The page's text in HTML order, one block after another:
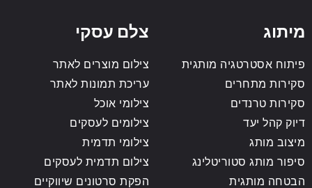
מיתוג
פיתוח אסטרטגיה מותגית
סקירות מתחרים
סקירות טרנדים
דיוק קהל יעד
מיצוב מותג
סיפור מותג סטוריטלינג
הבטחה מותגית
צלם עסקי
צילום מוצרים לאתר
עריכת תמונות לאתר
צילומי אוכל
צילומים לעסקים
צילומי תדמית
צילום תדמית לעסקים
הפקת סרטונים שיווקיים